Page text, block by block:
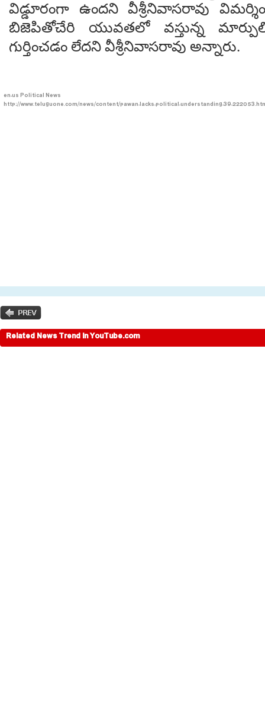
విడ్డూరంగా ఉందని వీశ్రీనివాసరావు
బిజెపితోచేరి యువతలో వస్తున్న
గుర్తించడం లేదని వీశ్రీనివాసరావు అన్నారు.
en-usPolitical News
http://www.teluguone.com/news/content/pawan-lacks-political-understanding-39-